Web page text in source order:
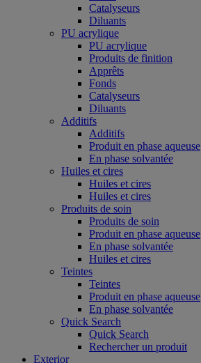
Catalyseurs
Diluants
PU acrylique
PU acrylique
Produits de finition
Apprêts
Fonds
Catalyseurs
Diluants
Additifs
Additifs
Produit en phase aqueuse
En phase solvantée
Huiles et cires
Huiles et cires
Huiles et cires
Produits de soin
Produits de soin
Produit en phase aqueuse
En phase solvantée
Huiles et cires
Teintes
Teintes
Produit en phase aqueuse
En phase solvantée
Quick Search
Quick Search
Rechercher un produit
Exterior